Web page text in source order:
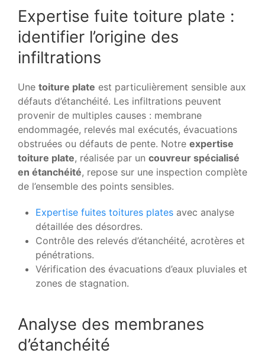
Expertise fuite toiture plate :
identifier l’origine des
infiltrations
Une toiture plate est particulièrement sensible aux
défauts d’étanchéité. Les infiltrations peuvent
provenir de multiples causes : membrane
endommagée, relevés mal exécutés, évacuations
obstruées ou défauts de pente. Notre expertise
toiture plate, réalisée par un couvreur spécialisé
en étanchéité, repose sur une inspection complète
de l’ensemble des points sensibles.
Expertise fuites toitures plates avec analyse
détaillée des désordres.
Contrôle des relevés d’étanchéité, acrotères et
pénétrations.
Vérification des évacuations d’eaux pluviales et
zones de stagnation.
Analyse des membranes
d’étanchéité